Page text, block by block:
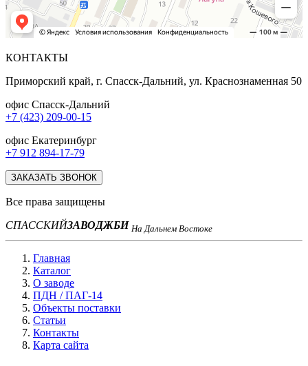
КОНТАКТЫ
Приморский край, г. Спасск-Дальний, ул. Краснознаменная 50
офис Спасск-Дальний
+7 (423) 209-00-15
офис Екатеринбург
+7 912 894-17-79
ЗАКАЗАТЬ ЗВОНОК
Все права защищены
СПАССКИЙЗАВОДЖБИ На Дальнем Востоке
Главная
Каталог
О заводе
ПДН / ПАГ-14
Объекты поставки
Статьи
Контакты
Карта сайта